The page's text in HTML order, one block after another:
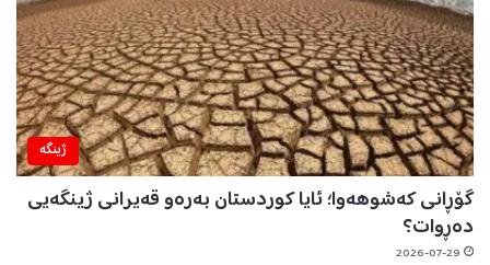
ژینگه‌
گۆڕانی کەشوهەوا؛ ئایا کوردستان بەرەو قەیرانی ژینگەیی
دەڕوات؟
2026-07-29